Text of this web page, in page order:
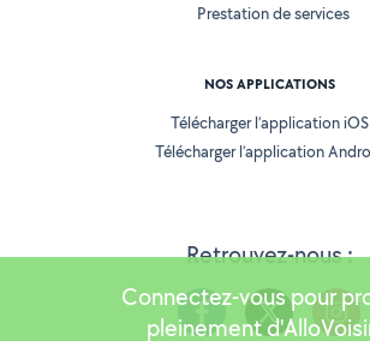
Retrouvez-nous :
Prestation de services
NOS APPLICATIONS
Télécharger l’application iOS
Télécharger l’application
Connectez-vous pour
pleinement